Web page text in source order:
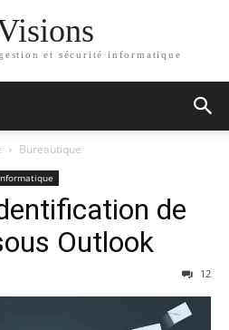
et sécurité informatique
Bureautique
de
Outlook
12